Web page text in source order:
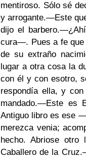
mentiroso. Sólo sé
y arrogante.—Este
dijo el barbero.—¿Ahí
cura—. Pues a fe
de su extraño
lugar a otra cosa la
con él y con esotro,
respondía ella, y
mandado.—Este es
Antiguo libro es ese
merezca venia;
hecho. Abriose
Caballero de la Cruz.